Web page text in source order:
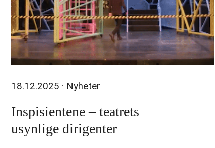
18.12.2025 · Nyheter
Inspisientene – teatrets
usynlige dirigenter